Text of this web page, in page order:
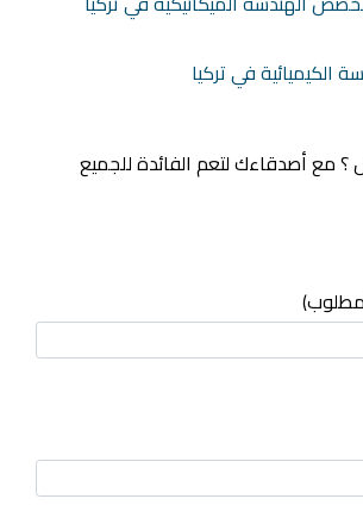
الكيميائية في تركيا
؟ مع أصدقاءك لتعم الفائدة للجميع
(مطلوب)